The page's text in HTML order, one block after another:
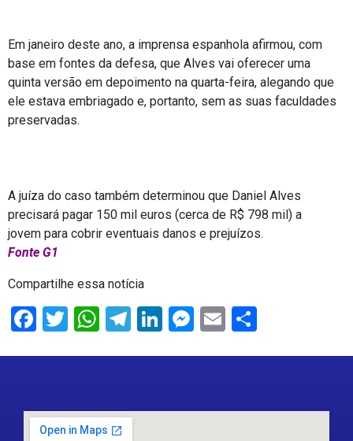
Em janeiro deste ano, a imprensa espanhola afirmou, com
base em fontes da defesa, que Alves vai oferecer uma
quinta versão em depoimento na quarta-feira, alegando que
ele estava embriagado e, portanto, sem as suas faculdades
preservadas.
A juíza do caso também determinou que Daniel Alves
precisará pagar 150 mil euros (cerca de R$ 798 mil) a
jovem para cobrir eventuais danos e prejuízos.
Fonte G1
Compartilhe essa notícia
Facebook
Twitter
WhatsApp
Telegram
LinkedIn
Messenger
Email